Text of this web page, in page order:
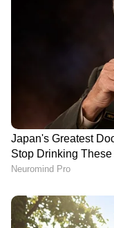
ലോറികൾക്ക്
കണ്ടത് നാലംഗ
സംഘത്തിൻ്റെ
മോഷണം; 3
പിടിയിൽ